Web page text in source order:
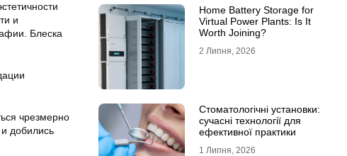
и
Блеска
чрезмерно
добились
Home Battery Storage for
Virtual Power Plants: Is It
Worth Joining?
2 Липня, 2026
Стоматологічні установки:
сучасні технології для
ефективної практики
1 Липня, 2026